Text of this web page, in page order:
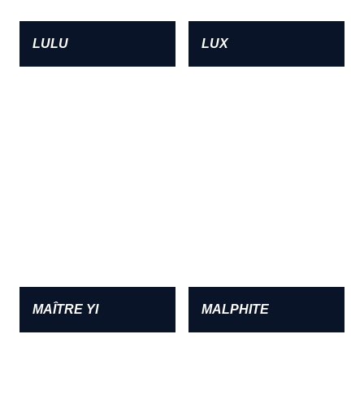
LULU LUX
MAÎTRE YI MALPHITE